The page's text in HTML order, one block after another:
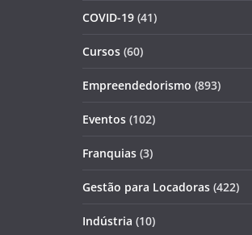
COVID-19 (41)
Cursos (60)
Empreendedorismo (893)
Eventos (102)
Franquias (3)
Gestão para Locadoras (422)
Indústria (10)